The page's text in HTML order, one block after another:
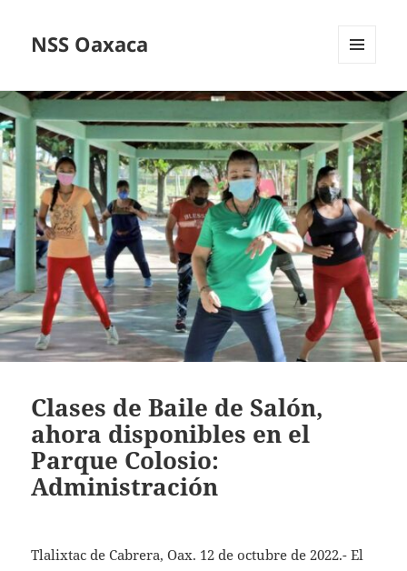
NSS Oaxaca
WIDGETS
Clases de Baile de Salón,
ahora disponibles en el
Parque Colosio:
Administración
Tlalixtac de Cabrera, Oax. 12 de octubre de 2022.- El